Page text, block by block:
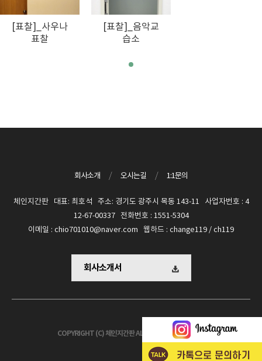
[표찰]_사우나
표찰
[표찰]_음악교
습소
회사소개 / 오시는길 / 1:1문의
체인지간판 대표: 최호석 주소: 경기도 광주시 목동 143-11 사업자번호 : 4
12-67-00337 전화번호 : 1551-5304
이메일 : chio701010@naver.com 웹하드 : change119 / ch119
회사소개서
COPYRIGHT (C) 체인지간판 ALL RIGHTS RESERVED.